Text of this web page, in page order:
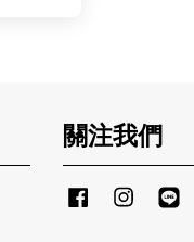
關注我們
FacebookInstagram